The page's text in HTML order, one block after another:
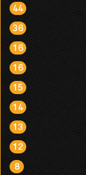
44
36
16
16
15
14
13
12
8